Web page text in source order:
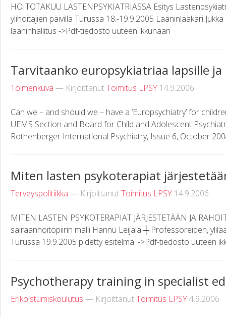
HOITOTAKUU LASTENPSYKIATRIASSA Esitys
ylihoitajien päivillä Turussa 18.-19.9.2005 Lääninlääkäri
lääninhallitus ->Pdf-tiedosto uuteen ikkunaan
Tarvitaanko europsykiatriaa lapsille
Toimenkuva — KirjoittanutToimitus LPSY 14.9.2006
Can we – and should we – have a ‘Europsychiatry’ for
UEMS Section and Board for Child and Adolescent
Rothenberger International Psychiatry, Issue 6, October
Miten lasten psykoterapiat
Terveyspolitiikka — KirjoittanutToimitus LPSY 14.9.2006
MITEN LASTEN PSYKOTERAPIAT JÄRJESTETÄÄN JA
sairaanhoitopiirin malli Hannu Leijala ┼ Professoreiden,
Turussa 19.9.2005 pidetty esitelmä. ->Pdf-tiedosto uuteen
Psychotherapy training in specialist
Erikoistumiskoulutus — KirjoittanutToimitus LPSY4.9.2006